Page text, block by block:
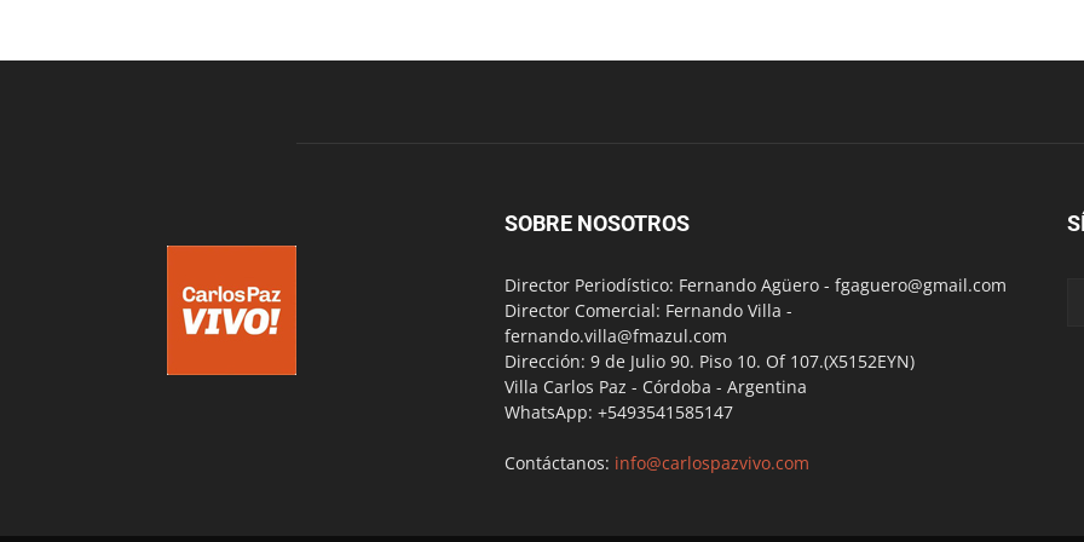
SOBRE NOSOTROS
Director Periodístico: Fernando Agüero - fgaguero@gmail.com
Director Comercial: Fernando Villa -
fernando.villa@fmazul.com
Dirección: 9 de Julio 90. Piso 10. Of 107.(X5152EYN)
Villa Carlos Paz - Córdoba - Argentina
WhatsApp: +5493541585147
Contáctanos: info@carlospazvivo.com